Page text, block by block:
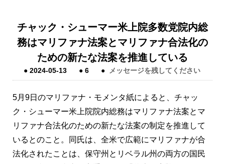
チャック・シューマー米上院多数党院内総
務はマリファナ法案とマリファナ合法化の
ための新たな法案を推進している
●2024-05-13 ●6 ● メッセージを残してください
5月9日のマリファナ・モメンタ紙によると、チャッ
ク・シューマー米上院院内総務はマリファナ法案とマ
リファナ合法化のための新たな法案の制定を推進して
いるとのこと。同氏は、全米で広範にマリファナが合
法化されたことは、保守州とリベラル州の両方の国民